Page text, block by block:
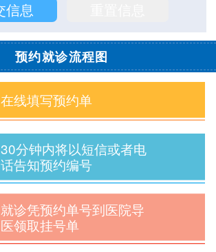
预约就诊流程图
在线填写预约单
30分钟内将以短信或者电
话告知预约编号
就诊凭预约单号到医院导
医领取挂号单